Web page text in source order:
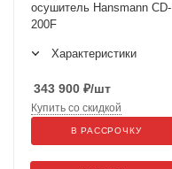
осушитель Hansmann CD-
200F
Характеристики
343 900 ₽/шт
Купить со скидкой
В РАССРОЧКУ